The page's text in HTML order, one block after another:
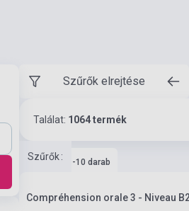
Szűrők elrejtése
Találat: 1064 termék
Szűrők:
Készlet: 1-10 darab
Compréhension orale 3 - Niveau